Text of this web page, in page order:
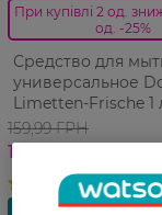
При купівлі 2 од.
од. -25%
Средство для
универсальное
Limetten-Frische 1
159,99 ГРН
127,99 ГРН